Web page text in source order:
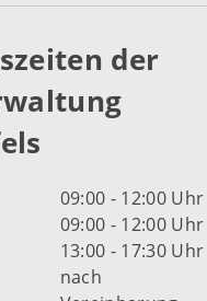
der
09:00 - 12:00 Uhr
09:00 - 12:00 Uhr
13:00 - 17:30 Uhr
nach